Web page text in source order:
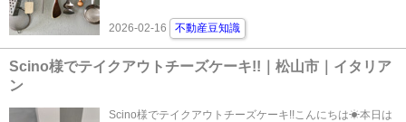
2026-02-16 不動産豆知識
Scino様でテイクアウトチーズケーキ!!｜松山市｜イタリア
ン
Scino様でテイクアウトチーズケーキ!!こんにちは☀本日は